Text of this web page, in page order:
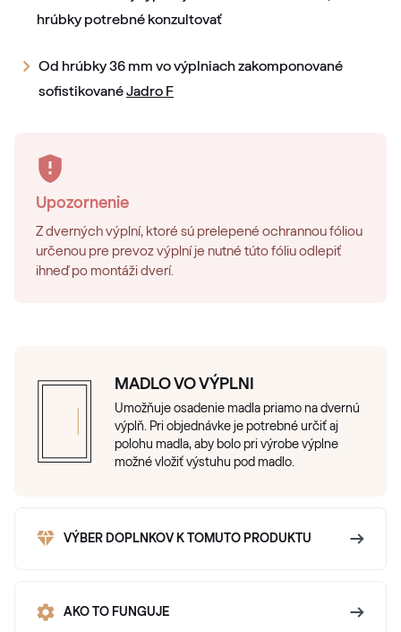
hrúbky potrebné konzultovať
Od hrúbky 36 mm vo výplniach zakomponované
sofistikovanéJadro F
Upozornenie
Z dverných výplní, ktoré sú prelepené ochrannou fóliou
určenou pre prevoz výplní je nutné túto fóliu odlepiť
ihneď po montáži dverí.
MADLO VO VÝPLNI
Umožňuje osadenie madla priamo na dvernú
výplň. Pri objednávke je potrebné určiť aj
polohu madla, aby bolo pri výrobe výplne
možné vložiť výstuhu pod madlo.
VÝBER DOPLNKOV K TOMUTO PRODUKTU
AKO TO FUNGUJE